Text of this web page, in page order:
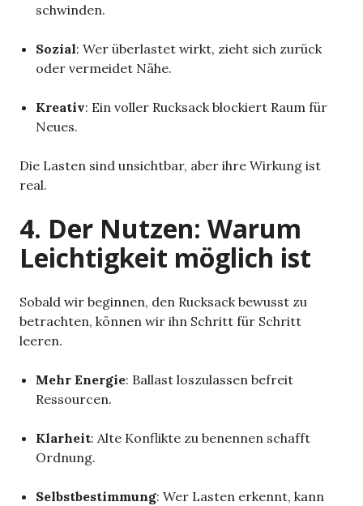
schwinden.
Sozial: Wer überlastet wirkt, zieht sich zurück
oder vermeidet Nähe.
Kreativ: Ein voller Rucksack blockiert Raum für
Neues.
Die Lasten sind unsichtbar, aber ihre Wirkung ist
real.
4. Der Nutzen: Warum
Leichtigkeit möglich ist
Sobald wir beginnen, den Rucksack bewusst zu
betrachten, können wir ihn Schritt für Schritt
leeren.
Mehr Energie: Ballast loszulassen befreit
Ressourcen.
Klarheit: Alte Konflikte zu benennen schafft
Ordnung.
Selbstbestimmung: Wer Lasten erkennt, kann